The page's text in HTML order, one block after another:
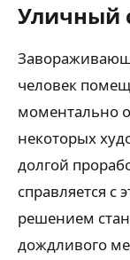
Уличный
человек
моментально
некоторых
долгой
справляется
решением
дождливого